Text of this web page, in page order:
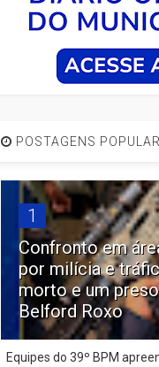
POSTAGENS
1
Confronto em
por milícia e
morto e um
Belford Roxo
Equipes do 39º BPM